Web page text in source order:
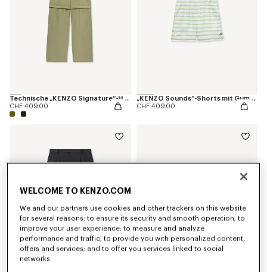
Technische „KENZO Signature“-Hose
CHF 409.00
„KENZO Sounds“-Shorts mit Gummizug aus Seide
CHF 409.00
WELCOME TO KENZO.COM
We and our partners use cookies and other trackers on this website
for several reasons: to ensure its security and smooth operation; to
improve your user experience; to measure and analyze
performance and traffic; to provide you with personalized content,
offers and services; and to offer you services linked to social
networks.